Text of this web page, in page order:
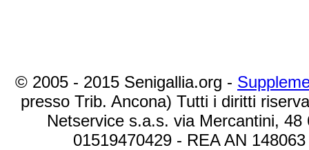
© 2005 - 2015 Senigallia.org -
presso Trib. Ancona) Tutti i diritti
Netservice s.a.s. via Mercantini,
01519470429 - REA AN